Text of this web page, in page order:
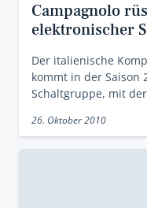
Campagnolo
elektronischer
Der italienische
kommt in der Saison
Schaltgruppe, mit
26. Oktober 2010